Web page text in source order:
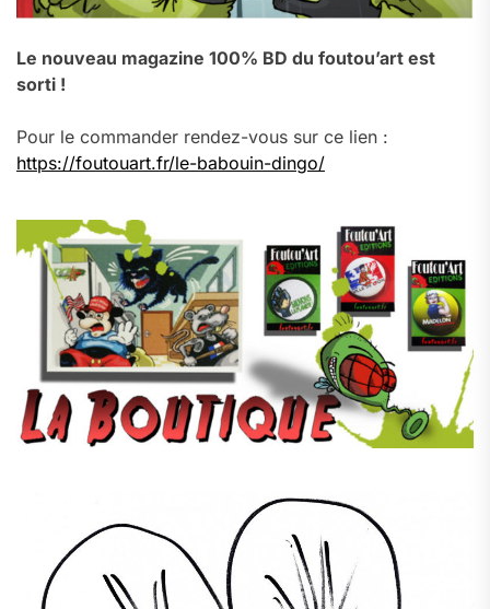
Le nouveau magazine 100% BD du foutou’art est
sorti !
Pour le commander rendez-vous sur ce lien :
https://foutouart.fr/le-babouin-dingo/